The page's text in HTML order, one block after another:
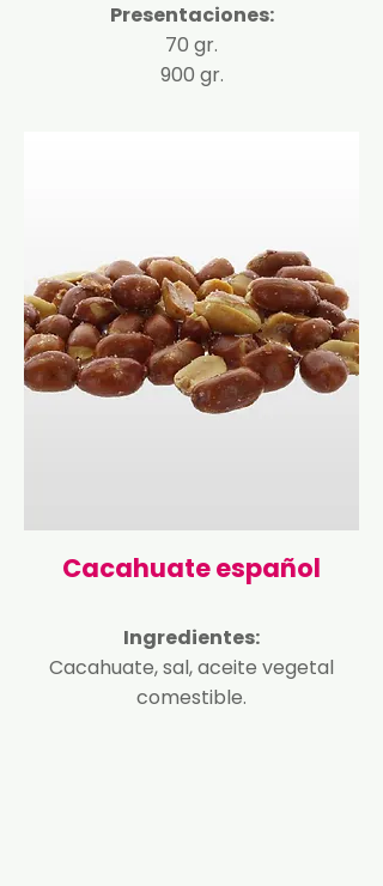
Presentaciones:
70 gr.
900 gr.
Cacahuate español
Ingredientes:
Cacahuate, sal, aceite vegetal
comestible.